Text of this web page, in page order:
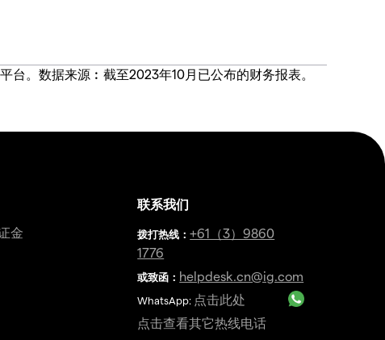
。数据来源︰截至2023年10月已公布的财务报表。
金
联系我们
拨打热线 ：+61（3）9860
1776
或致函： helpdesk.cn@ig.com
WhatsApp: 点击此处
点击查看其它热线电话